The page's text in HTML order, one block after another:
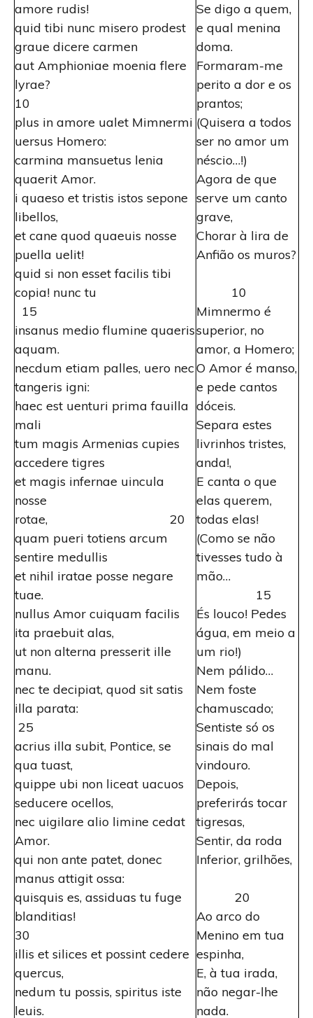
amore rudis!
quid tibi nunc misero prodest
graue dicere carmen
aut Amphioniae moenia flere
lyrae?
10
plus in amore ualet Mimnermi
uersus Homero:
carmina mansuetus lenia
quaerit Amor.
i quaeso et tristis istos sepone
libellos,
et cane quod quaeuis nosse
puella uelit!
quid si non esset facilis tibi
copia! nunc tu
15
insanus medio flumine quaeris
aquam.
necdum etiam palles, uero nec
tangeris igni:
haec est uenturi prima fauilla
mali
tum magis Armenias cupies
accedere tigres
et magis infernae uincula
nosse
rotae, 20
quam pueri totiens arcum
sentire medullis
et nihil iratae posse negare
tuae.
nullus Amor cuiquam facilis
ita praebuit alas,
ut non alterna presserit ille
manu.
nec te decipiat, quod sit satis
illa parata:
25
acrius illa subit, Pontice, se
qua tuast,
quippe ubi non liceat uacuos
seducere ocellos,
nec uigilare alio limine cedat
Amor.
qui non ante patet, donec
manus attigit ossa:
quisquis es, assiduas tu fuge
blanditias!
30
illis et silices et possint cedere
quercus,
nedum tu possis, spiritus iste
leuis.
Se digo a quem,
e qual menina
doma.
Formaram-me
perito a dor e os
prantos;
(Quisera a todos
ser no amor um
néscio…!)
Agora de que
serve um canto
grave,
Chorar à lira de
Anfião os muros?
10
Mimnermo é
superior, no
amor, a Homero;
O Amor é manso,
e pede cantos
dóceis.
Separa estes
livrinhos tristes,
anda!,
E canta o que
elas querem,
todas elas!
(Como se não
tivesses tudo à
mão…
15
És louco! Pedes
água, em meio a
um rio!)
Nem pálido…
Nem foste
chamuscado;
Sentiste só os
sinais do mal
vindouro.
Depois,
preferirás tocar
tigresas,
Sentir, da roda
Inferior, grilhões,
20
Ao arco do
Menino em tua
espinha,
E, à tua irada,
não negar-lhe
nada.